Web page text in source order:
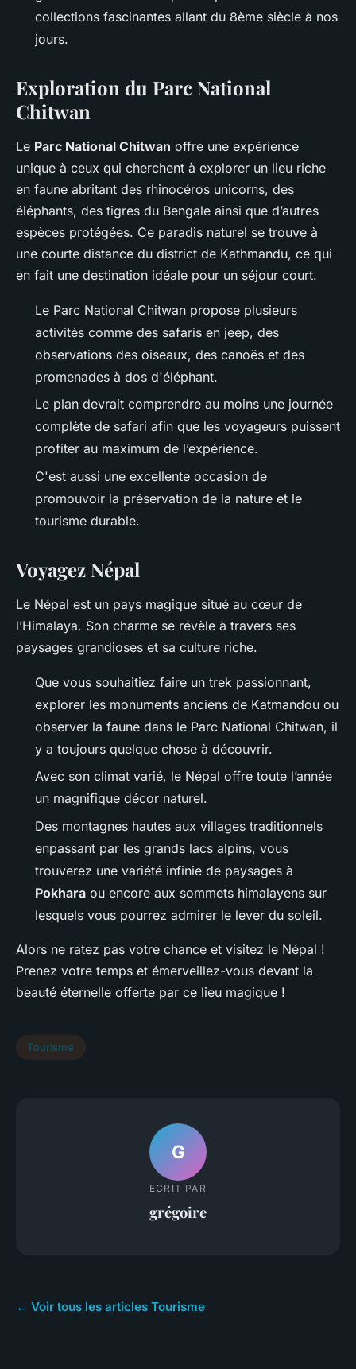
collections fascinantes allant du 8ème siècle à nos
jours.
Exploration du Parc National
Chitwan
Le Parc National Chitwan offre une expérience
unique à ceux qui cherchent à explorer un lieu riche
en faune abritant des rhinocéros unicorns, des
éléphants, des tigres du Bengale ainsi que d’autres
espèces protégées. Ce paradis naturel se trouve à
une courte distance du district de Kathmandu, ce qui
en fait une destination idéale pour un séjour court.
Le Parc National Chitwan propose plusieurs
activités comme des safaris en jeep, des
observations des oiseaux, des canoës et des
promenades à dos d'éléphant.
Le plan devrait comprendre au moins une journée
complète de safari afin que les voyageurs puissent
profiter au maximum de l’expérience.
C'est aussi une excellente occasion de
promouvoir la préservation de la nature et le
tourisme durable.
Voyagez Népal
Le Népal est un pays magique situé au cœur de
l’Himalaya. Son charme se révèle à travers ses
paysages grandioses et sa culture riche.
Que vous souhaitiez faire un trek passionnant,
explorer les monuments anciens de Katmandou ou
observer la faune dans le Parc National Chitwan, il
y a toujours quelque chose à découvrir.
Avec son climat varié, le Népal offre toute l’année
un magnifique décor naturel.
Des montagnes hautes aux villages traditionnels
enpassant par les grands lacs alpins, vous
trouverez une variété infinie de paysages à
Pokhara ou encore aux sommets himalayens sur
lesquels vous pourrez admirer le lever du soleil.
Alors ne ratez pas votre chance et visitez le Népal !
Prenez votre temps et émerveillez-vous devant la
beauté éternelle offerte par ce lieu magique !
Tourisme
G
ECRIT PAR
grégoire
← Voir tous les articles Tourisme